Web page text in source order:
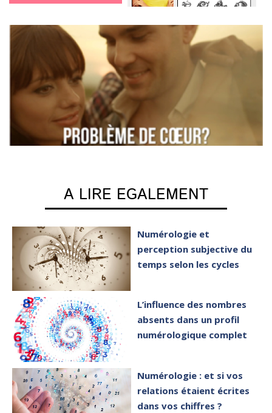
A LIRE EGALEMENT
Numérologie et
perception subjective du
temps selon les cycles
L’influence des nombres
absents dans un profil
numérologique complet
Numérologie : et si vos
relations étaient écrites
dans vos chiffres ?